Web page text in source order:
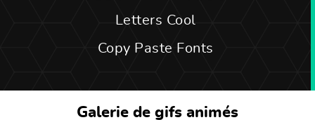
Letters Cool
Copy Paste Fonts
Galerie de gifs animés